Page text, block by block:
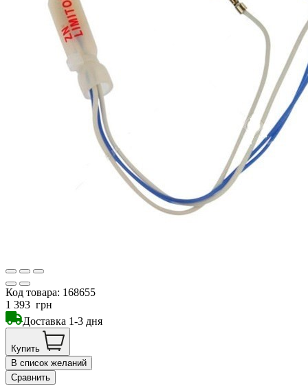
Код товара: 168655
1 393 грн
Доставка 1-3 дня
Купить
В список желаний
Сравнить